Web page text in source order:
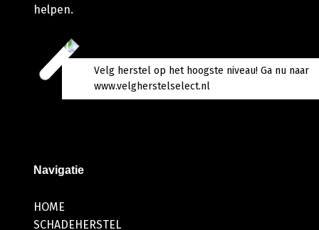
helpen.
Velg herstel op het hoogste niveau! Ga nu naar
www.velgherstelselect.nl
Navigatie
HOME
SCHADEHERSTEL